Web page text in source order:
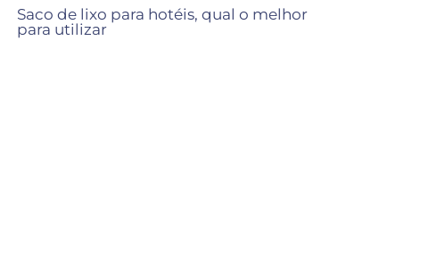
Saco de lixo para hotéis, qual o melhor
para utilizar